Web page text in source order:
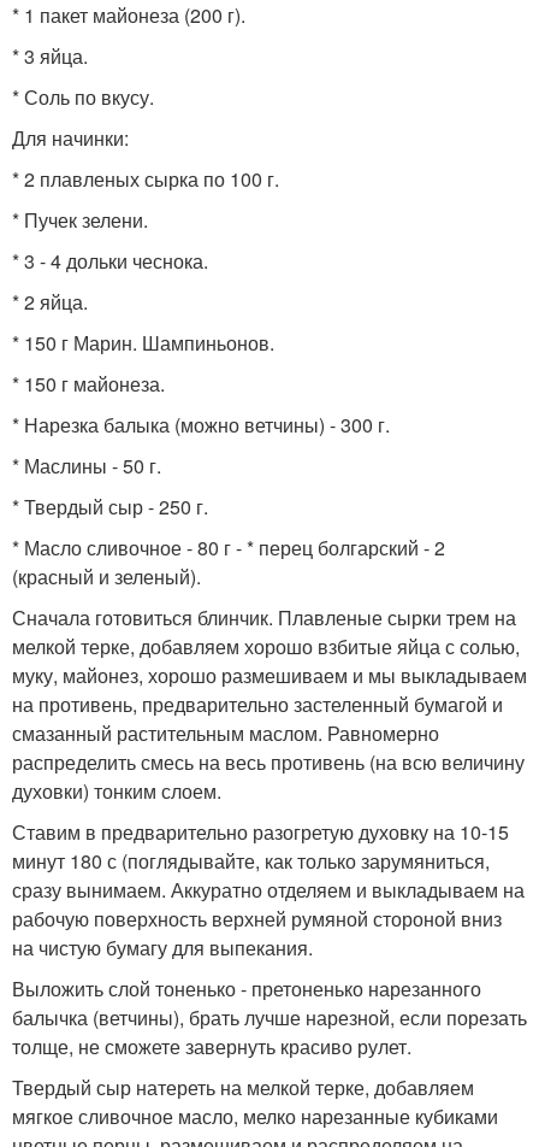
* 1 пакет майонеза (200 г).
* 3 яйца.
* Соль по вкусу.
Для начинки:
* 2 плавленых сырка по 100 г.
* Пучек зелени.
* 3 - 4 дольки чеснока.
* 2 яйца.
* 150 г Марин. Шампиньонов.
* 150 г майонеза.
* Нарезка балыка (можно ветчины) - 300 г.
* Маслины - 50 г.
* Твердый сыр - 250 г.
* Масло сливочное - 80 г - * перец болгарский - 2
(красный и зеленый).
Сначала готовиться блинчик. Плавленые сырки трем на
мелкой терке, добавляем хорошо взбитые яйца с солью,
муку, майонез, хорошо размешиваем и мы выкладываем
на противень, предварительно застеленный бумагой и
смазанный растительным маслом. Равномерно
распределить смесь на весь противень (на всю величину
духовки) тонким слоем.
Ставим в предварительно разогретую духовку на 10-15
минут 180 с (поглядывайте, как только зарумяниться,
сразу вынимаем. Аккуратно отделяем и выкладываем на
рабочую поверхность верхней румяной стороной вниз
на чистую бумагу для выпекания.
Выложить слой тоненько - претоненько нарезанного
балычка (ветчины), брать лучше нарезной, если порезать
толще, не сможете завернуть красиво рулет.
Твердый сыр натереть на мелкой терке, добавляем
мягкое сливочное масло, мелко нарезанные кубиками